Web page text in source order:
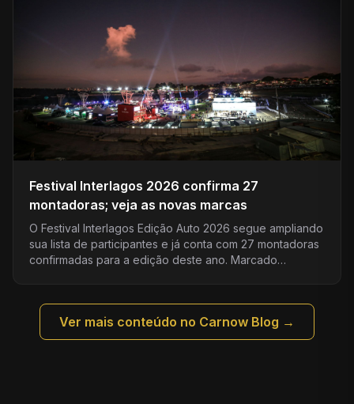
Festival Interlagos 2026 confirma 27
montadoras; veja as novas marcas
O Festival Interlagos Edição Auto 2026 segue ampliando
sua lista de participantes e já conta com 27 montadoras
confirmadas para a edição deste ano. Marcado…
Ver mais conteúdo no Carnow Blog →